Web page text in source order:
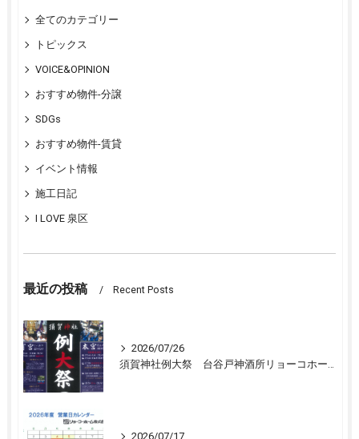
全てのカテゴリー
トピックス
VOICE&OPINION
おすすめ物件-分譲
SDGs
おすすめ物件-賃貸
イベント情報
施工日記
I LOVE 泉区
最近の投稿 Recent Posts
2026/07/26
2026/07/17